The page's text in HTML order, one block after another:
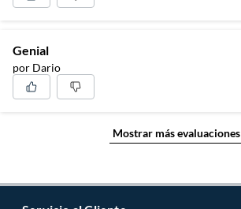
Genial
por Dario
Mostrar más evaluaciones